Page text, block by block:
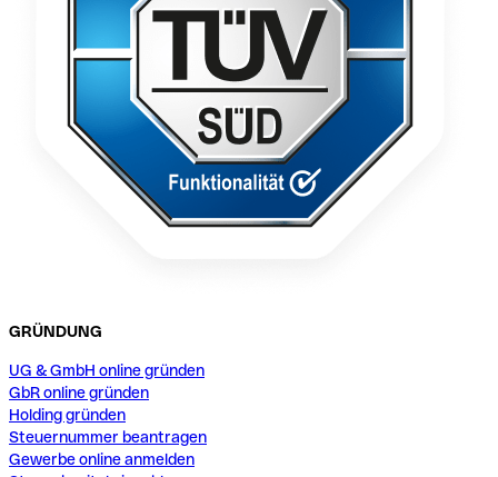
GRÜNDUNG
UG & GmbH online gründen
GbR online gründen
Holding gründen
Steuernummer beantragen
Gewerbe online anmelden